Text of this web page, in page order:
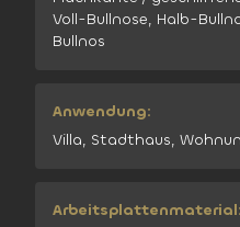
Voll-Bullnose, Halb-
Bullnos
Anwendung:
Villa, Stadthaus,
Arbeitsplattenmaterial: